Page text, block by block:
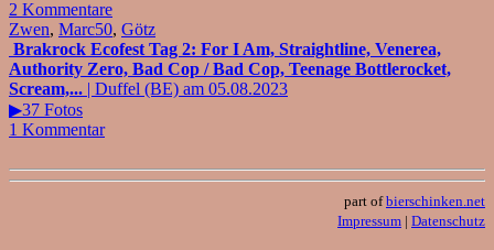
2 Kommentare
Zwen, Marc50, Götz
Brakrock Ecofest Tag 2: For I Am, Straightline, Venerea,
Authority Zero, Bad Cop / Bad Cop, Teenage Bottlerocket,
Scream,... | Duffel (BE) am 05.08.2023
▶37 Fotos
1 Kommentar
part ofbierschinken.net
Impressum | Datenschutz